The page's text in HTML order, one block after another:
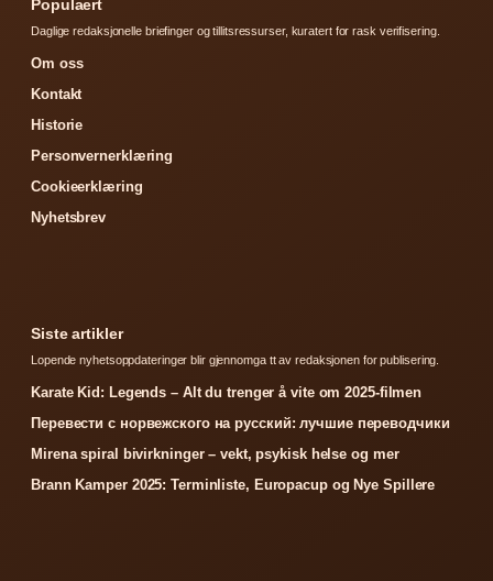
Populaert
Daglige redaksjonelle briefinger og tillitsressurser, kuratert for rask verifisering.
Om oss
Kontakt
Historie
Personvernerklæring
Cookieerklæring
Nyhetsbrev
Siste artikler
Lopende nyhetsoppdateringer blir gjennomga tt av redaksjonen for publisering.
Karate Kid: Legends – Alt du trenger å vite om 2025-filmen
Перевести с норвежского на русский: лучшие переводчики
Mirena spiral bivirkninger – vekt, psykisk helse og mer
Brann Kamper 2025: Terminliste, Europacup og Nye Spillere